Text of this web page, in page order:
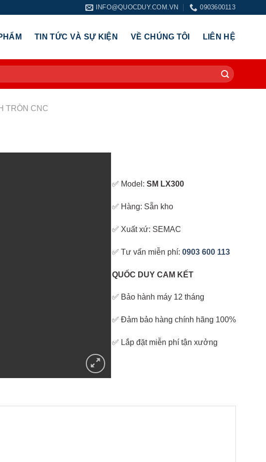
INFO@QUOCDUY.COM.VN 0903600113
TIN TỨC VÀ SỰ KIỆN VỀ CHÚNG TÔI LIÊN HỆ
TRÒN CNC
✅ Model:SM LX300
✅ Hàng: Sẵn kho
✅ Xuất xứ: SEMAC
✅ Tư vấn miễn phí:0903 600 113
QUỐC DUY CAM KẾT
✅ Bảo hành máy 12 tháng
✅ Đảm bảo hàng chính hãng 100%
✅ Lắp đặt miễn phí tận xưởng